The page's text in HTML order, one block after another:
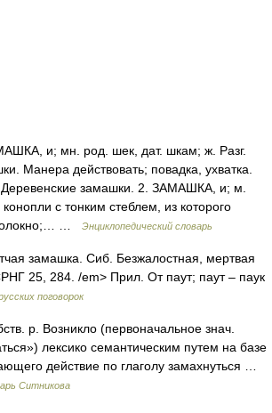
и; мн. род. шек, дат. шкам; ж. Разг.
Манера действовать; повадка, ухватка.
замашки. 2. ЗАМАШКА, и; м.
с тонким стеблем, из которого
…
Энциклопедический словарь
замашка. Сиб. Безжалостная, мертвая
25, 284. /em> Прил. От паут; паут – паук
поговорок
р. Возникло (первоначальное знач.
лексико семантическим путем на базе
действие по глаголу замахнуться …
Ситникова